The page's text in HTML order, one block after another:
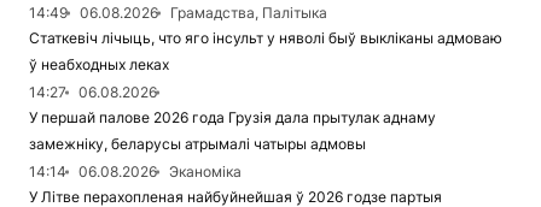
14:49
06.08.2026
Грамадства, Палітыка
Статкевіч лічыць, что яго інсульт у няволі быў выкліканы адмоваю
ў неабходных леках
14:27
06.08.2026
У першай палове 2026 года Грузія дала прытулак аднаму
замежніку, беларусы атрымалі чатыры адмовы
14:14
06.08.2026
Эканоміка
У Літве перахопленая найбуйнейшая ў 2026 годзе партыя